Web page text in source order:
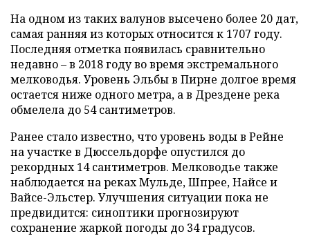
На одном из таких валунов высечено более 20 дат,
самая ранняя из которых относится к 1707 году.
Последняя отметка появилась сравнительно
недавно – в 2018 году во время экстремального
мелководья. Уровень Эльбы в Пирне долгое время
остается ниже одного метра, а в Дрездене река
обмелела до 54 сантиметров.
Ранее стало известно, что уровень воды в Рейне
на участке в Дюссельдорфе опустился до
рекордных 14 сантиметров. Мелководье также
наблюдается на реках Мульде, Шпрее, Найсе и
Вайсе-Эльстер. Улучшения ситуации пока не
предвидится: синоптики прогнозируют
сохранение жаркой погоды до 34 градусов.